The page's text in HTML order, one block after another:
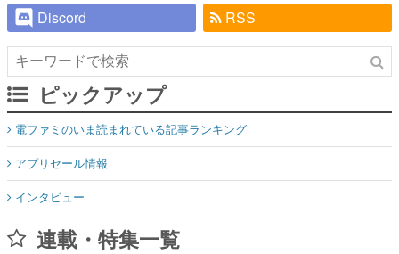
Discord
RSS
ピックアップ
電ファミのいま読まれている記事ランキング
アプリセール情報
インタビュー
連載・特集一覧